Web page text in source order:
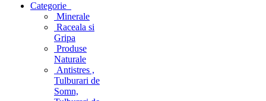
Categorie
Minerale
Raceala si
Gripa
Produse
Naturale
Antistres ,
Tulburari de
Somn,